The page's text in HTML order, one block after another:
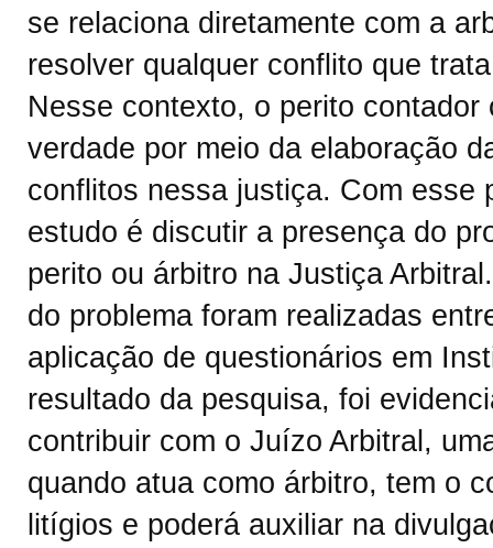
se relaciona diretamente com a
resolver qualquer conflito que
Nesse contexto, o perito
verdade por meio da elaboração
conflitos nessa justiça. Com esse
estudo é discutir a presença do
perito ou árbitro na Justiça
do problema foram realizadas
aplicação de questionários em
resultado da pesquisa, foi
contribuir com o Juízo Arbitral,
quando atua como árbitro, tem o
litígios e poderá auxiliar na